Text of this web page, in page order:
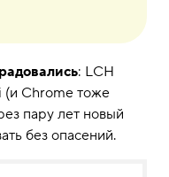
: LCH
(и Chrome тоже
пару лет новый
без опасений.